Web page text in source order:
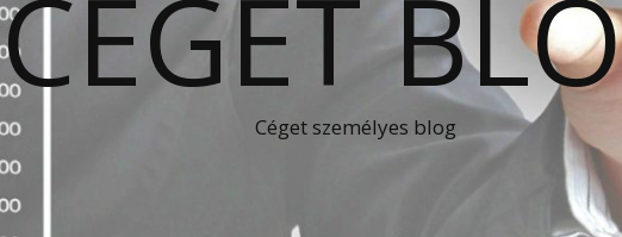
CÉGET
Céget személyes blog